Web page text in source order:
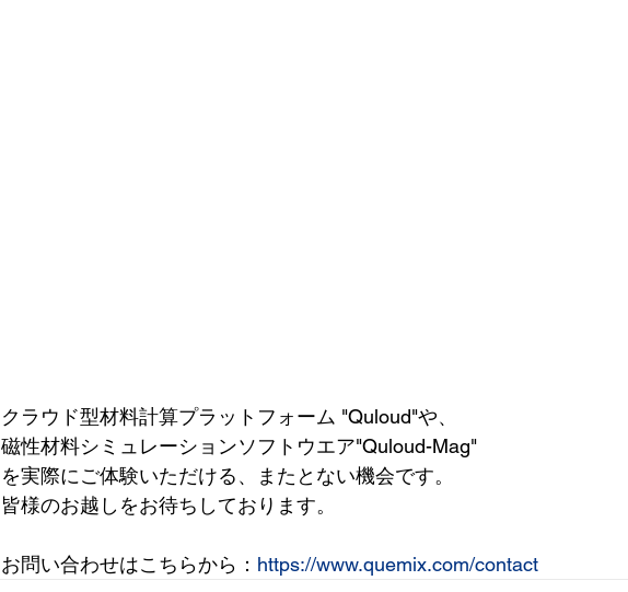
クラウド型材料計算プラットフォーム "Quloud"や、
磁性材料シミュレーションソフトウエア"Quloud-Mag"
を実際にご体験いただける、またとない機会です。
皆様のお越しをお待ちしております。
お問い合わせはこちらから： https://www.quemix.com/contact